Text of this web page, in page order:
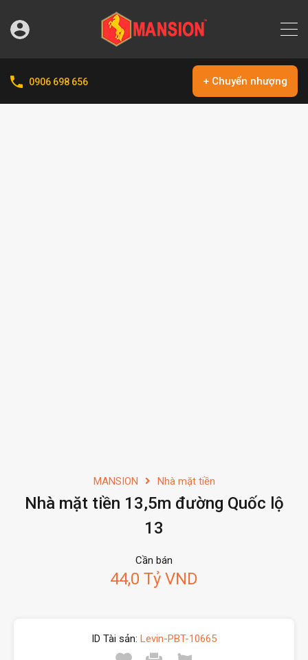
0906 698 656 + Chuyển nhượng
MANSION Nhà mặt tiền
Nhà mặt tiền 13,5m đường Quốc lộ
13
Cần bán
44,0 Tỷ VND
ID Tài sản: Levin-PBT-10665